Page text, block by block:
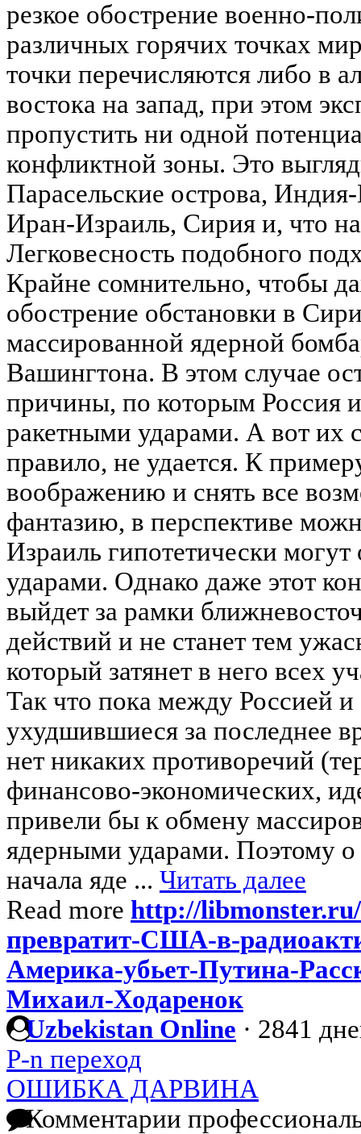
резкое обострение военно-
различных горячих точках
точки перечисляются либо в
востока на запад, при этом
пропустить ни одной
конфликтной зоны. Это
Парасельские острова,
Иран-Израиль, Сирия и, что
Легковесность подобного
Крайне сомнительно, чтобы
обострение обстановки в
массированной ядерной
Вашингтона. В этом случае
причины, по которым
ракетными ударами. А вот их
правило, не удается. К
воображению и снять все
фантазию, в перспективе
Израиль гипотетически
ударами. Однако даже этот
выйдет за рамки
действий и не станет тем
который затянет в него всех
Так что пока между Россией
ухудшившиеся за последнее
нет никаких противоречий
финансово-экономических,
привели бы к обмену
ядерными ударами. Поэтому
начала яде ... Читать далее
Read more http://
превратит-США-в-
Америка-убьет-Путина-
Михаил-Ходаренок
Uzbekistan Online · 2841
P-n переход
ОШИБКА ДАРВИНА
Комментарии